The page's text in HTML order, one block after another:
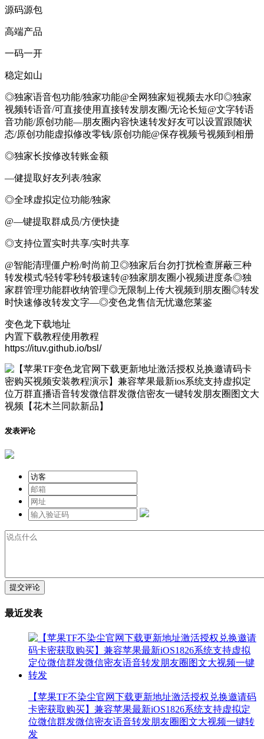
源码源包
高端产品
一码一开
稳定如山
◎独家语音包功能/独家功能@全网独家短视频去水印◎独家
视频转语音/可直接使用直接转发朋友圈/无论长短@文字转语
音功能/原创功能―朋友圈内容快速转发好友可以设置跟随状
态/原创功能虚拟修改零钱/原创功能@保存视频号视频到相册
◎独家长按修改转账金额
—健提取好友列表/独家
◎全球虚拟定位功能/独家
@—键提取群成员/方便快捷
◎支持位置实时共享/实时共享
@智能清理僵户粉/时尚前卫◎独家后台勿打扰检查屏蔽三种
转发模式/轻转零秒转极速转@独家朋友圈小视频进度条◎独
家群管理功能群收纳管理◎无限制上传大视频到朋友圈◎转发
时快速修改转发文字―◎变色龙售信无忧邀您莱鉴
变色龙下载地址
内置下载教程使用教程
https://ituv.github.io/bsl/
发表评论
提交评论
最近发表
【苹果TF不染尘官网下载更新地址激活授权兑换邀请码
卡密获取购买】兼容苹果最新iOS1826系统支持虚拟定
位微信群发微信密友语音转发朋友圈图文大视频一键转
发